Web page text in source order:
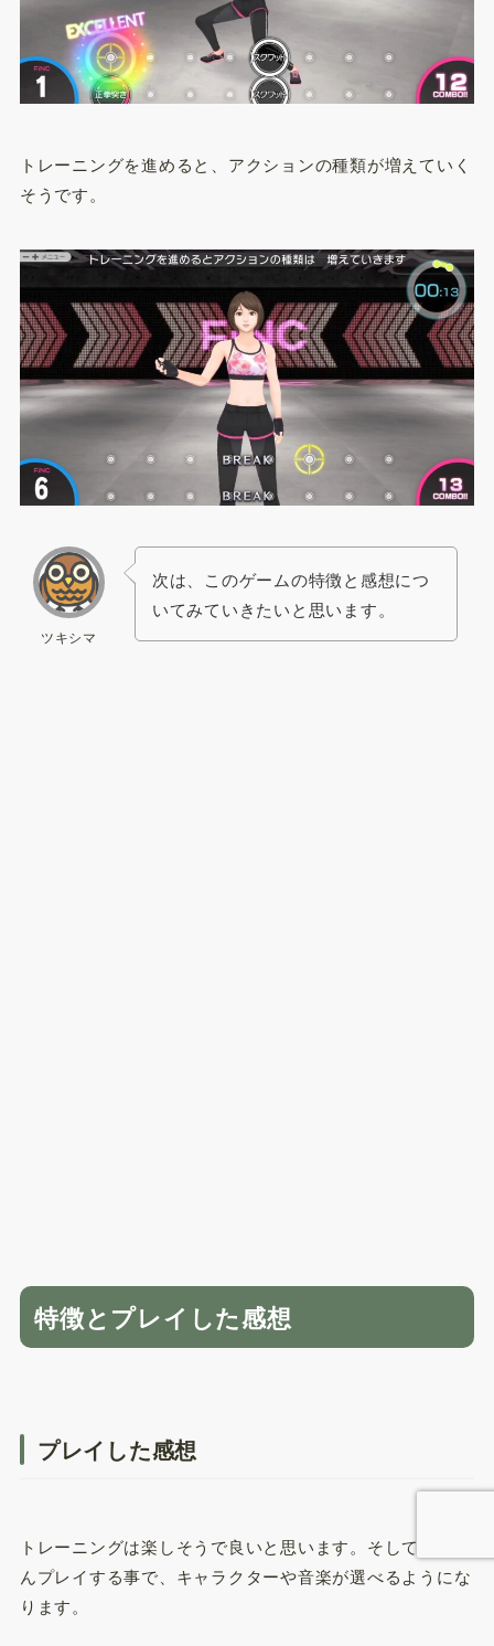
トレーニングを進めると、アクションの種類が増えていく
そうです。
ツキシマ
次は、このゲームの特徴と感想につ
いてみていきたいと思います。
特徴とプレイした感想
プレイした感想
トレーニングは楽しそうで良いと思います。そしてどんど
んプレイする事で、キャラクターや音楽が選べるようにな
ります。